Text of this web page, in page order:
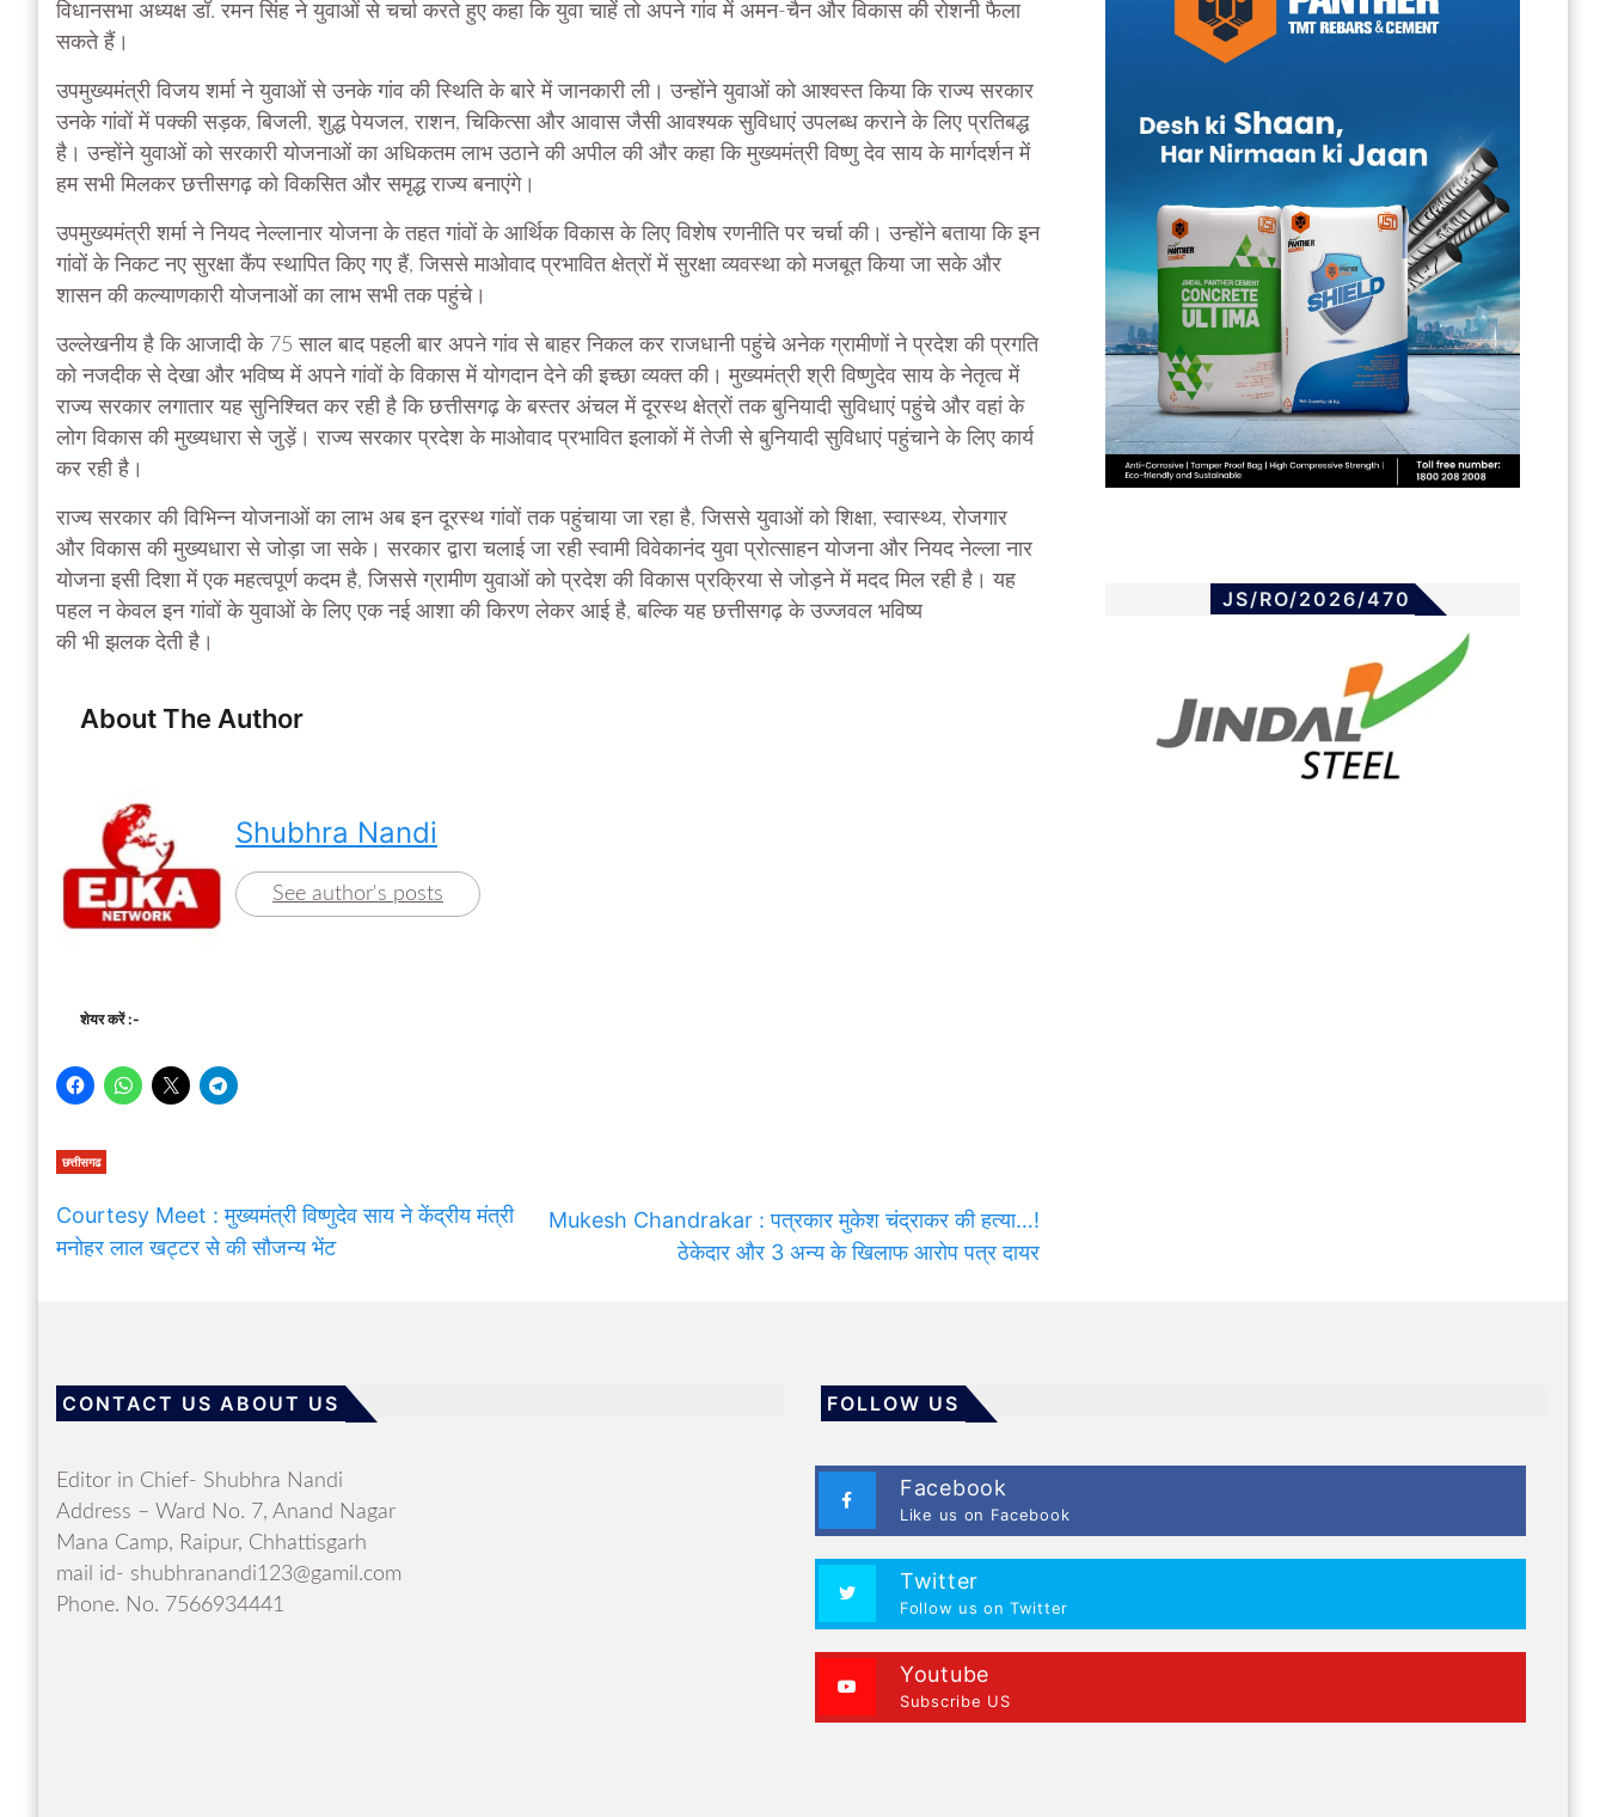
विधानसभा अध्यक्ष डॉ. रमन सिंह ने युवाओं से चर्चा करते हुए कहा कि युवा चाहें तो अपने गांव में अमन-चैन और विकास की रोशनी फैला
सकते हैं।
उपमुख्यमंत्री विजय शर्मा ने युवाओं से उनके गांव की स्थिति के बारे में जानकारी ली। उन्होंने युवाओं को आश्वस्त किया कि राज्य सरकार
उनके गांवों में पक्की सड़क, बिजली, शुद्ध पेयजल, राशन, चिकित्सा और आवास जैसी आवश्यक सुविधाएं उपलब्ध कराने के लिए प्रतिबद्ध
है। उन्होंने युवाओं को सरकारी योजनाओं का अधिकतम लाभ उठाने की अपील की और कहा कि मुख्यमंत्री विष्णु देव साय के मार्गदर्शन में
हम सभी मिलकर छत्तीसगढ़ को विकसित और समृद्ध राज्य बनाएंगे।
उपमुख्यमंत्री शर्मा ने नियद नेल्लानार योजना के तहत गांवों के आर्थिक विकास के लिए विशेष रणनीति पर चर्चा की। उन्होंने बताया कि इन
गांवों के निकट नए सुरक्षा कैंप स्थापित किए गए हैं, जिससे माओवाद प्रभावित क्षेत्रों में सुरक्षा व्यवस्था को मजबूत किया जा सके और
शासन की कल्याणकारी योजनाओं का लाभ सभी तक पहुंचे।
उल्लेखनीय है कि आजादी के 75 साल बाद पहली बार अपने गांव से बाहर निकल कर राजधानी पहुंचे अनेक ग्रामीणों ने प्रदेश की प्रगति
को नजदीक से देखा और भविष्य में अपने गांवों के विकास में योगदान देने की इच्छा व्यक्त की। मुख्यमंत्री श्री विष्णुदेव साय के नेतृत्व में
राज्य सरकार लगातार यह सुनिश्चित कर रही है कि छत्तीसगढ़ के बस्तर अंचल में दूरस्थ क्षेत्रों तक बुनियादी सुविधाएं पहुंचे और वहां के
लोग विकास की मुख्यधारा से जुड़ें। राज्य सरकार प्रदेश के माओवाद प्रभावित इलाकों में तेजी से बुनियादी सुविधाएं पहुंचाने के लिए कार्य
कर रही है।
राज्य सरकार की विभिन्न योजनाओं का लाभ अब इन दूरस्थ गांवों तक पहुंचाया जा रहा है, जिससे युवाओं को शिक्षा, स्वास्थ्य, रोजगार
और विकास की मुख्यधारा से जोड़ा जा सके। सरकार द्वारा चलाई जा रही स्वामी विवेकानंद युवा प्रोत्साहन योजना और नियद नेल्ला नार
योजना इसी दिशा में एक महत्वपूर्ण कदम है, जिससे ग्रामीण युवाओं को प्रदेश की विकास प्रक्रिया से जोड़ने में मदद मिल रही है। यह
पहल न केवल इन गांवों के युवाओं के लिए एक नई आशा की किरण लेकर आई है, बल्कि यह छत्तीसगढ़ के उज्जवल भविष्य
की भी झलक देती है।
About The Author
Shubhra Nandi
See author's posts
शेयर करें :-
छत्तीसगढ
Courtesy Meet : मुख्यमंत्री विष्णुदेव साय ने केंद्रीय मंत्री
मनोहर लाल खट्टर से की सौजन्य भेंट
Mukesh Chandrakar : पत्रकार मुकेश चंद्राकर की हत्या…!
ठेकेदार और 3 अन्य के खिलाफ आरोप पत्र दायर
JS/RO/2026/470
CONTACT US ABOUT US
Editor in Chief- Shubhra Nandi
Address – Ward No. 7, Anand Nagar
Mana Camp, Raipur, Chhattisgarh
mail id- shubhranandi123@gamil.com
Phone. No. 7566934441
FOLLOW US
Facebook
Like us on Facebook
Twitter
Follow us on Twitter
Youtube
Subscribe US